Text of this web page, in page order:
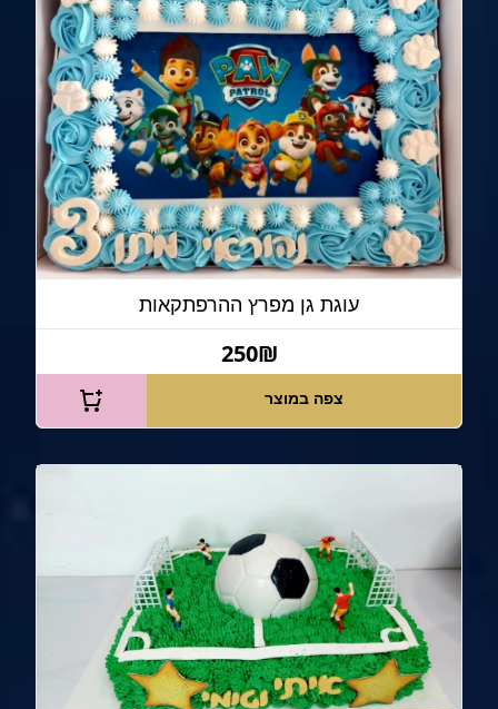
עוגת גן מפרץ ההרפתקאות
250₪
צפה במוצר